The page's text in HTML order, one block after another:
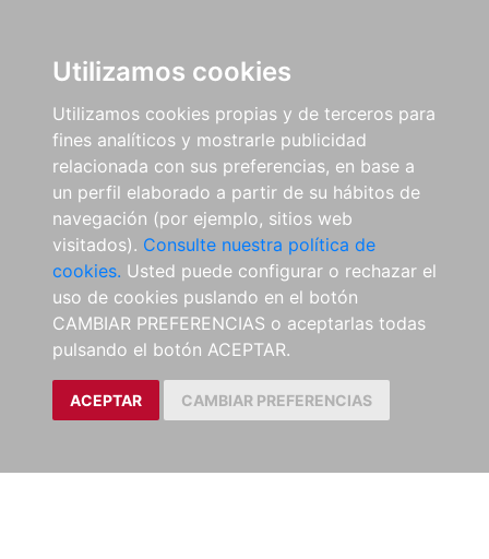
Utilizamos cookies
Utilizamos cookies propias y de terceros para
fines analíticos y mostrarle publicidad
relacionada con sus preferencias, en base a
un perfil elaborado a partir de su hábitos de
navegación (por ejemplo, sitios web
visitados). Consulte nuestra política de
cookies. Usted puede configurar o rechazar el
uso de cookies puslando en el botón
CAMBIAR PREFERENCIAS o aceptarlas todas
pulsando el botón ACEPTAR.
ACEPTAR CAMBIAR PREFERENCIAS